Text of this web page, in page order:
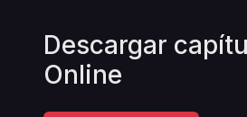
Descargar
Online